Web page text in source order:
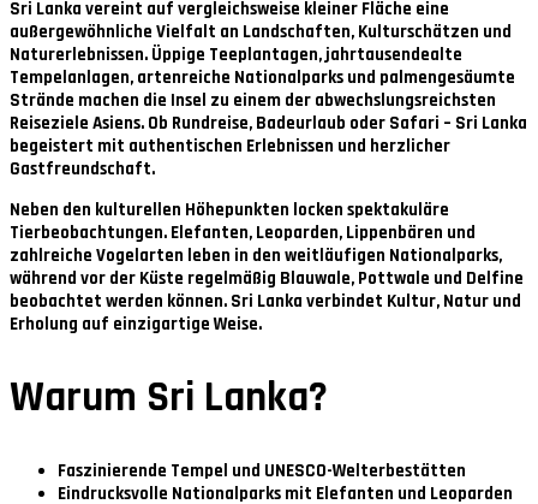
Sri Lanka vereint auf vergleichsweise kleiner Fläche eine
außergewöhnliche Vielfalt an Landschaften, Kulturschätzen und
Naturerlebnissen. Üppige Teeplantagen, jahrtausendealte
Tempelanlagen, artenreiche Nationalparks und palmengesäumte
Strände machen die Insel zu einem der abwechslungsreichsten
Reiseziele Asiens. Ob Rundreise, Badeurlaub oder Safari – Sri Lanka
begeistert mit authentischen Erlebnissen und herzlicher
Gastfreundschaft.
Neben den kulturellen Höhepunkten locken spektakuläre
Tierbeobachtungen. Elefanten, Leoparden, Lippenbären und
zahlreiche Vogelarten leben in den weitläufigen Nationalparks,
während vor der Küste regelmäßig Blauwale, Pottwale und Delfine
beobachtet werden können. Sri Lanka verbindet Kultur, Natur und
Erholung auf einzigartige Weise.
Warum Sri Lanka?
Faszinierende Tempel und UNESCO-Welterbestätten
Eindrucksvolle Nationalparks mit Elefanten und Leoparden